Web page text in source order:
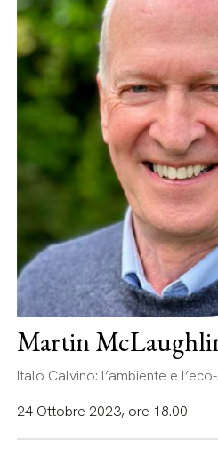
Martin
Italo Calvino: l’ambiente e
24 Ottobre 2023, ore 18.00